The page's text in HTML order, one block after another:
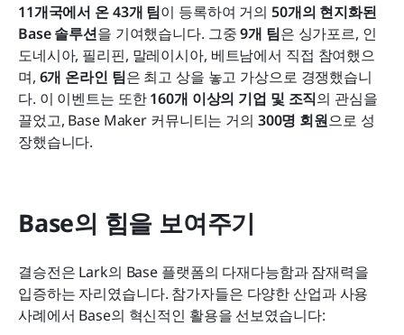
11개국에서 온 43개 팀이 등록하여 거의 50개의 현지화된
Base 솔루션을 기여했습니다. 그중 9개 팀은 싱가포르, 인
도네시아, 필리핀, 말레이시아, 베트남에서 직접 참여했으
며, 6개 온라인 팀은 최고 상을 놓고 가상으로 경쟁했습니
다. 이 이벤트는 또한 160개 이상의 기업 및 조직의 관심을
끌었고, Base Maker 커뮤니티는 거의 300명 회원으로 성
장했습니다.
Base의 힘을 보여주기
결승전은 Lark의 Base 플랫폼의 다재다능함과 잠재력을
입증하는 자리였습니다. 참가자들은 다양한 산업과 사용
사례에서 Base의 혁신적인 활용을 선보였습니다: